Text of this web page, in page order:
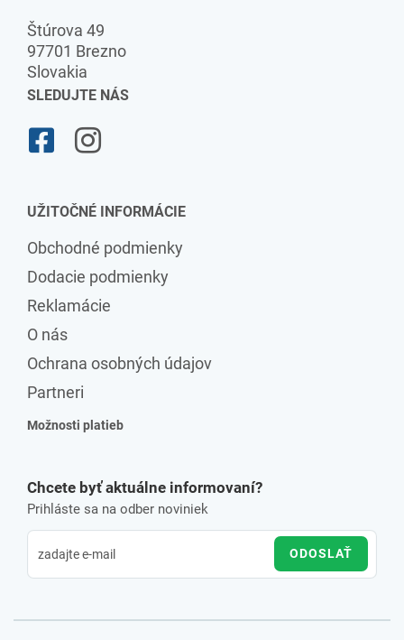
Štúrova 49
97701 Brezno
Slovakia
SLEDUJTE NÁS
UŽITOČNÉ INFORMÁCIE
Obchodné podmienky
Dodacie podmienky
Reklamácie
O nás
Ochrana osobných údajov
Partneri
Možnosti platieb
Chcete byť aktuálne informovaní?
Prihláste sa na odber noviniek
ODOSLAŤ